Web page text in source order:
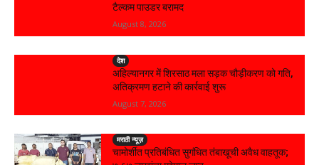
टैल्कम पाउडर बरामद
August 8, 2026
देश
अहिल्यानगर में शिरसाठ मला सड़क चौड़ीकरण को गति,
अतिक्रमण हटाने की कार्रवाई शुरू
August 7, 2026
मराठी न्यूज़
चामोर्शीत प्रतिबंधित सुगंधित तंबाखूची अवैध वाहतूक;